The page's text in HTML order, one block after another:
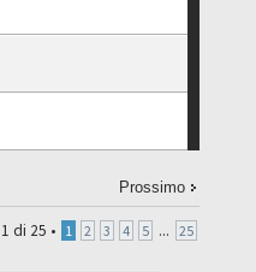
Prossimo
1 di 25 • 1 2 3 4 5 ... 25